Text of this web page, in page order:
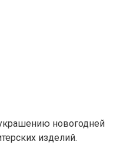
новогодней
изделий.